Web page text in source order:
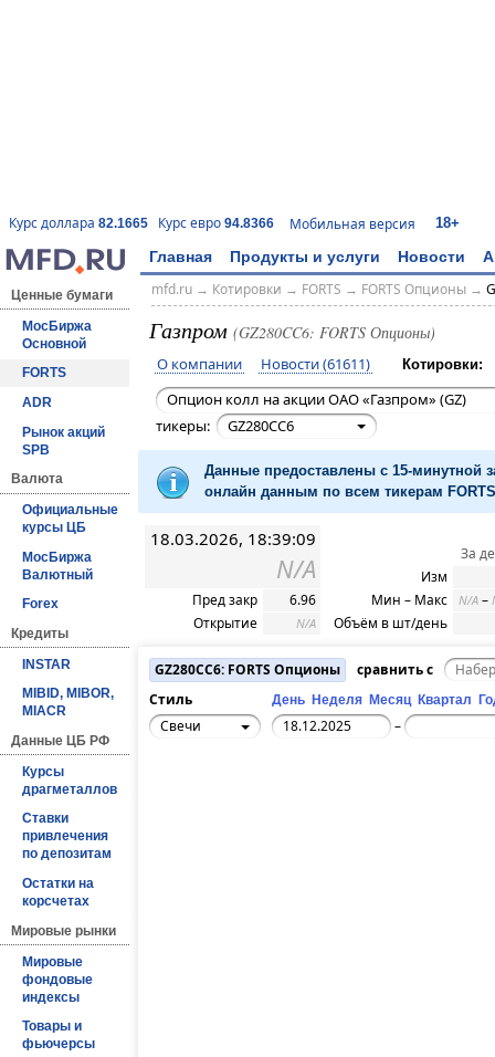
Курс доллара 82.1665 Курс евро 94.8366 Мобильная версия 18+
Главная Продукты и услуги Новости
Ценные бумаги
МосБиржа
Основной
FORTS
ADR
Рынок акций
SPB
Валюта
Официальные
курсы ЦБ
МосБиржа
Валютный
Forex
Кредиты
INSTAR
MIBID, MIBOR,
MIACR
Данные ЦБ РФ
Курсы
драгметаллов
Ставки
привлечения
по депозитам
Остатки на
корсчетах
Мировые рынки
Мировые
фондовые
индексы
Товары и
фьючерсы
mfd.ru→ Котировки → FORTS → FORTS Опционы→
Газпром (GZ280CC6: FORTS Опционы)
О компании Новости (61611) Котировки:
Опцион колл на акции ОАО «Газпром» (GZ)
тикеры:
GZ280CC6
Данные предоставлены с 15-минутной
онлайн данным по всем тикерам
18.03.2026, 18:39:09
N/A
Пред закр
6.96
Открытие
N/A
За
Изм
Мин – Макс
N/A –
Объём в шт/день
GZ280CC6: FORTS Опционы
сравнить с
Стиль
День Неделя Месяц Квартал
Свечи –